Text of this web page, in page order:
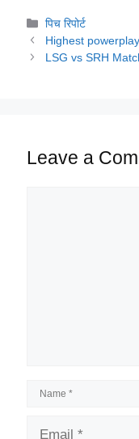
Categories
पिच रिपोर्ट
Highest
LSG vs SRH
Leave a
Name